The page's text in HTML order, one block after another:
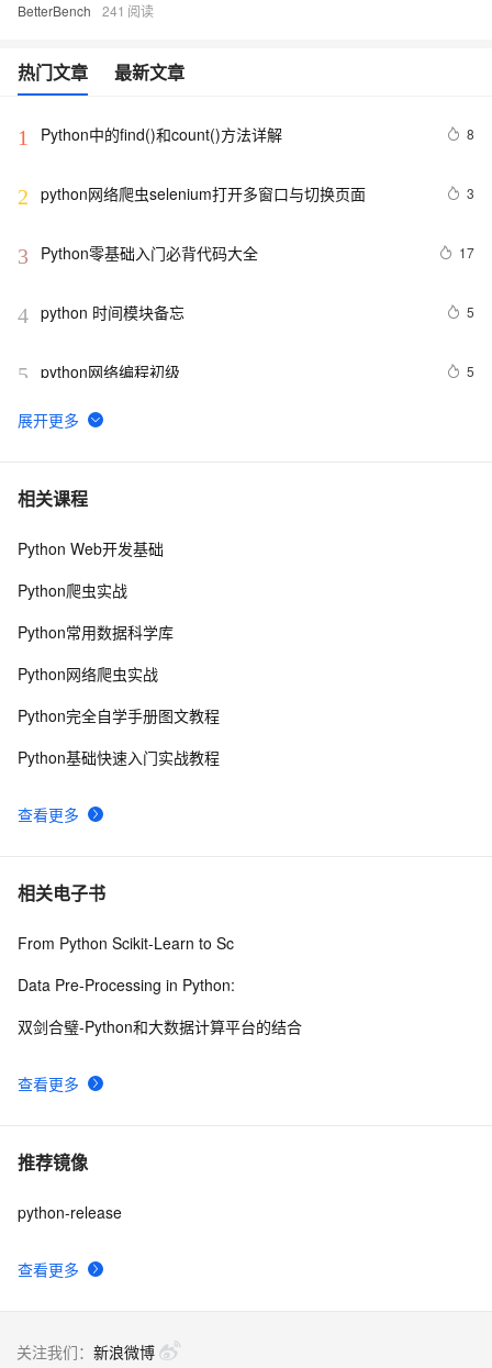
BetterBench 241
热门文章 最新文章
1 Python中的find()和count()方法详解 8
2 python网络爬虫selenium打开多窗口与切换页面 3
3 Python零基础入门必背代码大全 17
4 python 时间模块备忘 5
5 python网络编程初级 5
6 Python功能强大、灵活可扩展的Statsmodels库
7 python day Twelve
8 python join 和 split的常用使用方法
10python中使用and和or来实现其它语言中的?号表达式
相关课程
查看更多
Python Web开发基础
Python爬虫实战
Python常用数据科学库
Python网络爬虫实战
Python完全自学手册图文教程
Python基础快速入门实战教程
相关电子书
查看更多
From Python Scikit-Learn to Sc
Data Pre-Processing in Python:
双剑合璧-Python和大数据计算平台的结合
推荐镜像
查看更多
python-release
关注我们： 新浪微博